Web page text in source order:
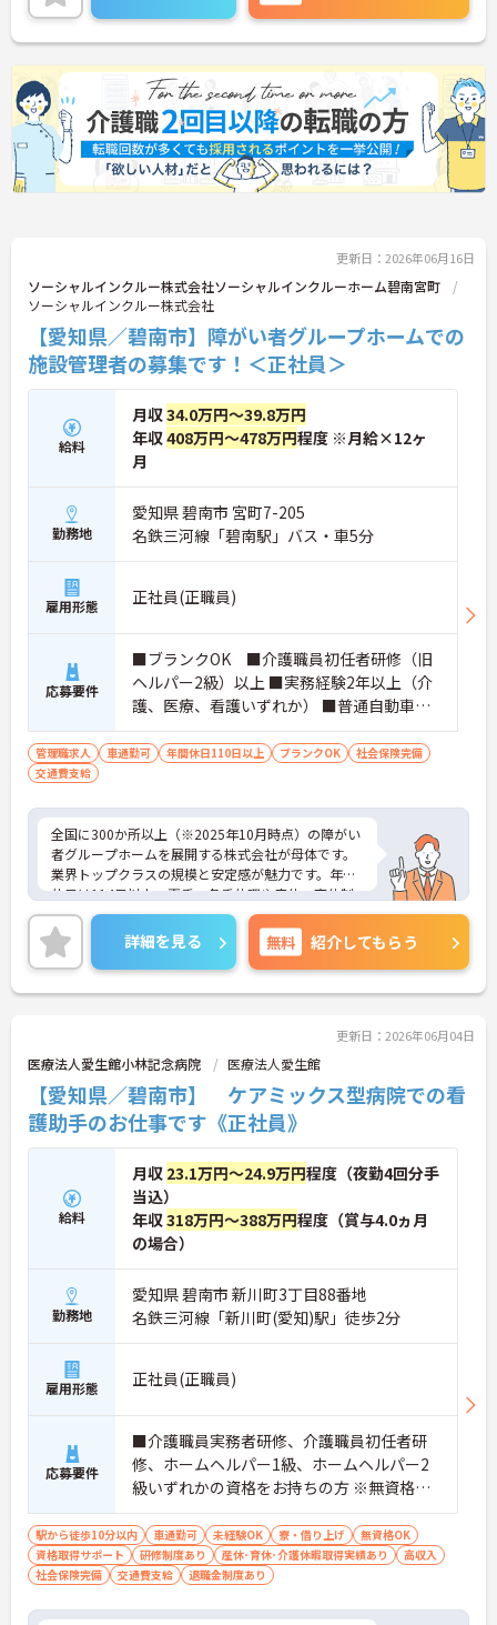
に詳細をご案内しますのでお気軽にご相談くださ
い！
更新日：2026年06月16日
ソーシャルインクルー株式会社ソーシャルインクルーホーム碧南宮町
ソーシャルインクルー株式会社
【愛知県／碧南市】障がい者グループホームでの
施設管理者の募集です！＜正社員＞
給料
月収34.0万円～39.8万円
年収408万円～478万円程度 ※月給×12ヶ
月
勤務地
愛知県 碧南市 宮町7-205
名鉄三河線「碧南駅」バス・車5分
雇用形態 正社員(正職員)
応募要件
■ブランクOK ■介護職員初任者研修（旧
ヘルパー2級）以上 ■実務経験2年以上（介
護、医療、看護いずれか） ■普通自動車運
転免許(AT限定可) ※管理業務に就かれて
いた方歓迎
管理職求人 車通勤可 年間休日110日以上 ブランクOK
社会保険完備
交通費支給
全国に300か所以上（※2025年10月時点）の障がい
者グループホームを展開する株式会社が母体です。
業界トップクラスの規模と安定感が魅力です。年間
休日は114日以上、夏季・冬季休暇や産休・育休制
度もしっかり整っており、プライベートとの両立も
可能。これまでのご経験を活かし、新しいキャリア
を築きたい方、ぜひご応募ください。20代から60代
まで、幅広い年代の方が活躍できる職場です。ご興
味のある方は詳細等をお伝えしますので、お気軽に
詳細を見る 無料 紹介してもらう
更新日：2026年06月04日
医療法人愛生館小林記念病院 医療法人愛生館
【愛知県／碧南市】 ケアミックス型病院での看
護助手のお仕事です《正社員》
給料
月収 23.1万円～24.9万円程度（夜勤4回分手
当込）
年収318万円～388万円程度（賞与4.0ヵ月
の場合）
勤務地
愛知県 碧南市 新川町3丁目88番地
名鉄三河線「新川町(愛知)駅」徒歩2分
雇用形態 正社員(正職員)
応募要件
■介護職員実務者研修、介護職員初任者研
修、ホームヘルパー1級、ホームヘルパー2
級いずれかの資格をお持ちの方 ※無資格・
未経験相談可能
駅から徒歩10分以内 車通勤可 未経験OK 寮・借り上げ
無資格OK
資格取得サポート
研修制度あり 産休･育休･介護休暇取得実績あり
高収入
社会保険完備
交通費支給 退職金制度あり